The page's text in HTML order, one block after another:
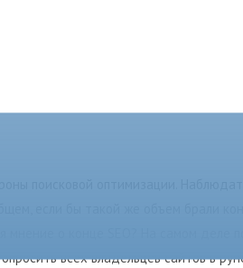
поисковой оптимизации.
если бы такой же объем брали
о конце SEO? На самом деле
всех владельцев сайтов в